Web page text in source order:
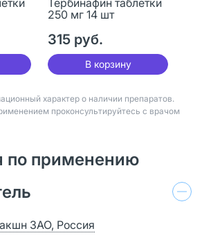
250 мг 14 шт
315 руб.
В корзину
характер о наличии препаратов.
проконсультируйтесь с врачом
по применению
ЗАО, Россия